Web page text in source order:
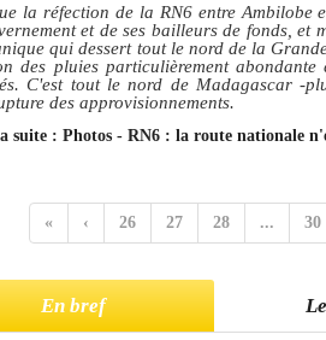
la réfection de la RN6 entre Ambilobe
et de ses bailleurs de fonds,
qui dessert tout le nord de la
des pluies particulièrement
C'est tout le nord de Madagascar -
des approvisionnements.
suite : Photos - RN6 : la route nationale
« ‹ 26 27 28 ... 30
En bref